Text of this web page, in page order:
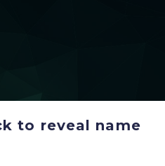
to reveal name